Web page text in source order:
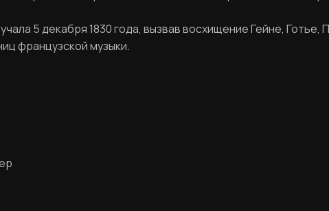
5 декабря 1830 года, вызвав восхищение Гейне, Готье,
французской музыки.
Ваше имя